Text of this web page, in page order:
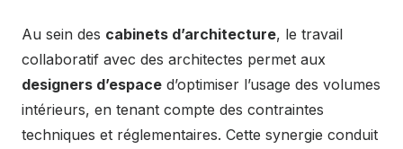
Au sein des cabinets d’architecture, le travail
collaboratif avec des architectes permet aux
designers d’espace d’optimiser l’usage des volumes
intérieurs, en tenant compte des contraintes
techniques et réglementaires. Cette synergie conduit